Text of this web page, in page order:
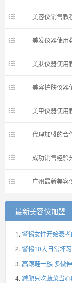
美容仪销售教
美发仪器使用
美肤仪器使用
美容护肤仪器
美甲仪器使用
代理加盟的合
成功销售经验
广州最新美容
最新美容仪加盟
警惕女性开始衰
警惕10大日常坏
高跟鞋一族 多做
减肥只吃蔬菜当